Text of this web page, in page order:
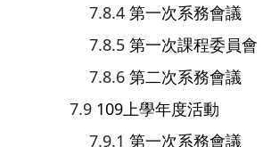
第一次系務會議
第一次課程委員會
第二次系務會議
109上學年度活動
第一次系務會議